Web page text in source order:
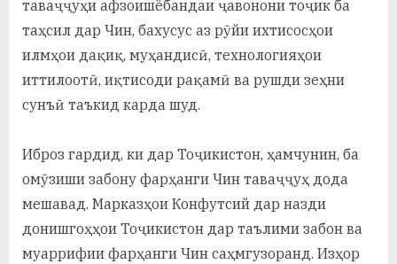
таваҷҷуҳи афзоишёбандаи ҷавонони тоҷик ба
таҳсил дар Чин, бахусус аз рӯйи ихтисосҳои
илмҳои дақиқ, муҳандисӣ, технологияҳои
иттилоотӣ, иқтисоди рақамӣ ва рушди зеҳни
сунъӣ таъкид карда шуд.
Иброз гардид, ки дар Тоҷикистон, ҳамчунин, ба
омӯзиши забону фарҳанги Чин таваҷҷуҳ дода
мешавад. Марказҳои Конфутсий дар назди
донишгоҳҳои Тоҷикистон дар таълими забон ва
муаррифии фарҳанги Чин саҳмгузоранд. Изҳор